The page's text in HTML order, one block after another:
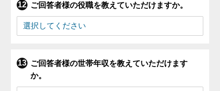
ご回答者様の役職を教えていただけますか。
ご回答者様の世帯年収を教えていただけます
か。